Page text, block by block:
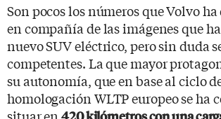
Son pocos los números que Volvo
en compañía de las imágenes que
nuevo SUV eléctrico, pero sin duda
competentes. La que mayor
su autonomía, que en base al ciclo
homologación WLTP europeo se ha
situar en